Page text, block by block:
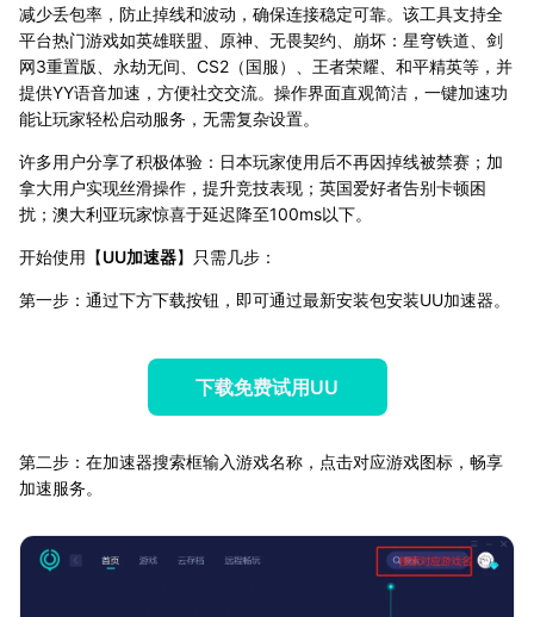
减少丢包率，防止掉线和波动，确保连接稳定可靠。该工具支持全
平台热门游戏如英雄联盟、原神、无畏契约、崩坏：星穹铁道、剑
网3重置版、永劫无间、CS2（国服）、王者荣耀、和平精英等，并
提供YY语音加速，方便社交交流。操作界面直观简洁，一键加速功
能让玩家轻松启动服务，无需复杂设置。
许多用户分享了积极体验：日本玩家使用后不再因掉线被禁赛；加
拿大用户实现丝滑操作，提升竞技表现；英国爱好者告别卡顿困
扰；澳大利亚玩家惊喜于延迟降至100ms以下。
开始使用【UU加速器】只需几步：
第一步：通过下方下载按钮，即可通过最新安装包安装UU加速器。
下载免费试用UU
第二步：在加速器搜索框输入游戏名称，点击对应游戏图标，畅享
加速服务。